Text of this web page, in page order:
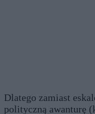
Dlatego zamiast
polityczną awanturę